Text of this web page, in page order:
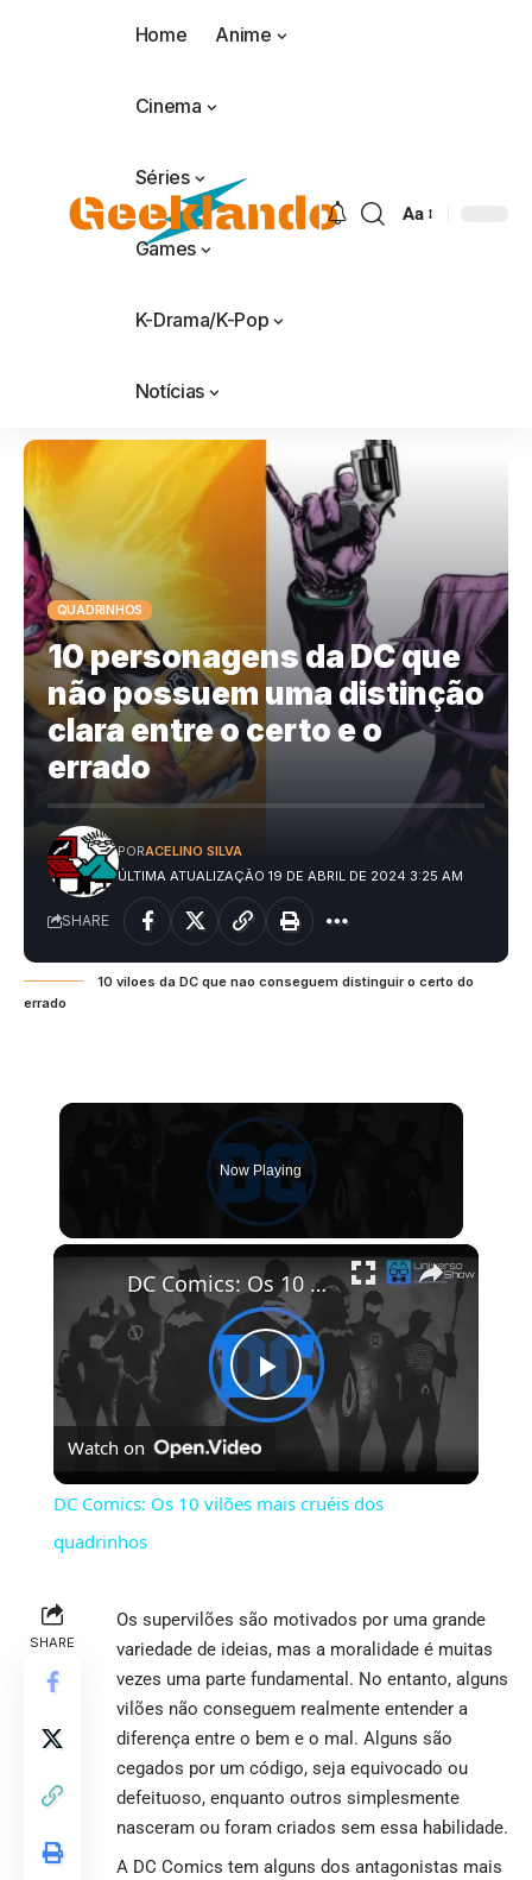
Home Anime
Cinema
Séries
Games
K-Drama/K-Pop
Notícias
Aa
QUADRINHOS
10 personagens da DC que
não possuem uma distinção
clara entre o certo e o
errado
ÚLTIMA ATUALIZAÇÃO 19 DE ABRIL DE 2024 3:25 AM
PORACELINO SILVA
SHARE
10 viloes da DC que nao conseguem distinguir o certo do
errado
Now Playing
×
Play
Video
DC Comics: Os 10 vilões mais cruéis dos quadrinhos
Watch on
DC Comics: Os 10 vilões mais cruéis dos
quadrinhos
SHARE
Os supervilões são motivados por uma grande
variedade de ideias, mas a moralidade é muitas
vezes uma parte fundamental. No entanto, alguns
vilões não conseguem realmente entender a
diferença entre o bem e o mal. Alguns são
cegados por um código, seja equivocado ou
defeituoso, enquanto outros simplesmente
nasceram ou foram criados sem essa habilidade.
A DC Comics tem alguns dos antagonistas mais